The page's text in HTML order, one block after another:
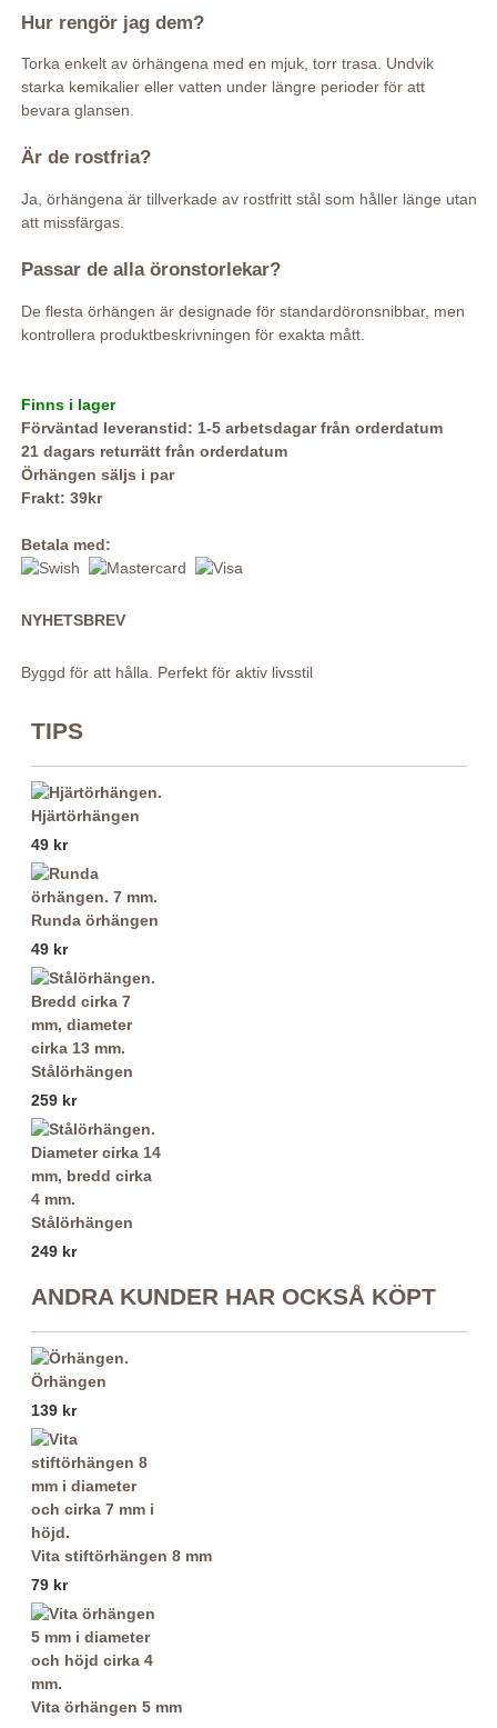
Hur rengör jag dem?
Torka enkelt av örhängena med en mjuk, torr trasa. Undvik
starka kemikalier eller vatten under längre perioder för att
bevara glansen.
Är de rostfria?
Ja, örhängena är tillverkade av rostfritt stål som håller länge utan
att missfärgas.
Passar de alla öronstorlekar?
De flesta örhängen är designade för standardöronsnibbar, men
kontrollera produktbeskrivningen för exakta mått.
Finns i lager
Förväntad leveranstid: 1-5 arbetsdagar från orderdatum
21 dagars returrätt från orderdatum
Örhängen säljs i par
Frakt: 39kr
Betala med:
NYHETSBREV
Byggd för att hålla. Perfekt för aktiv livsstil
TIPS
Hjärtörhängen
49 kr
Runda örhängen
49 kr
Stålörhängen
259 kr
Stålörhängen
249 kr
ANDRA KUNDER HAR OCKSÅ KÖPT
Örhängen
139 kr
Vita stiftörhängen 8 mm
79 kr
Vita örhängen 5 mm